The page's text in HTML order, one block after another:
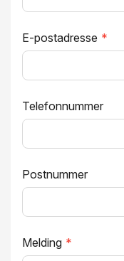
E-postadresse *
Telefonnummer
Postnummer
Melding *